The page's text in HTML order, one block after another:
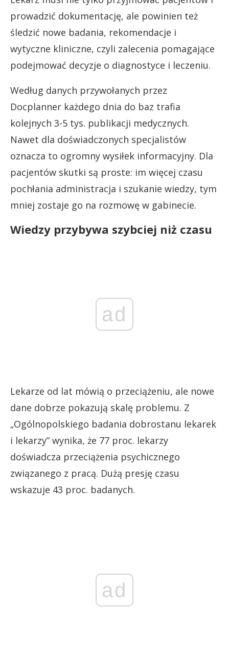
prowadzić dokumentację, ale powinien też
śledzić nowe badania, rekomendacje i
wytyczne kliniczne, czyli zalecenia pomagające
podejmować decyzje o diagnostyce i leczeniu.
Według danych przywołanych przez
Docplanner każdego dnia do baz trafia
kolejnych 3-5 tys. publikacji medycznych.
Nawet dla doświadczonych specjalistów
oznacza to ogromny wysiłek informacyjny. Dla
pacjentów skutki są proste: im więcej czasu
pochłania administracja i szukanie wiedzy, tym
mniej zostaje go na rozmowę w gabinecie.
Wiedzy przybywa szybciej niż czasu
ad
Lekarze od lat mówią o przeciążeniu, ale nowe
dane dobrze pokazują skalę problemu. Z
„Ogólnopolskiego badania dobrostanu lekarek
i lekarzy” wynika, że 77 proc. lekarzy
doświadcza przeciążenia psychicznego
związanego z pracą. Dużą presję czasu
wskazuje 43 proc. badanych.
ad